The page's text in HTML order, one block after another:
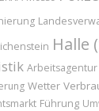
Halle
Arbeitsagentur
Wetter
Führung